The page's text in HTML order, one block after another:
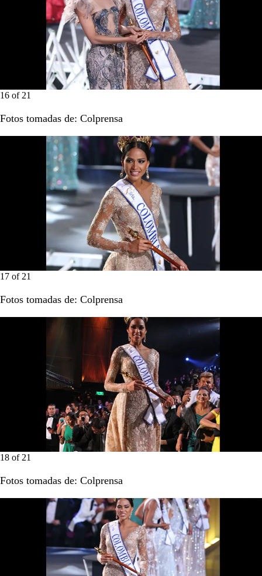
16 of 21
Fotos tomadas de: Colprensa
17 of 21
Fotos tomadas de: Colprensa
18 of 21
Fotos tomadas de: Colprensa